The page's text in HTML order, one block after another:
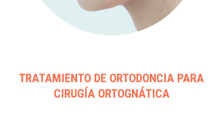
TRATAMIENTO DE ORTODONCIA PARA
CIRUGÍA ORTOGNÁTICA